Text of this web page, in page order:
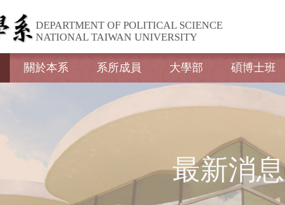
DEPARTMENT OF POLITICAL SCIENCE
NATIONAL TAIWAN UNIVERSITY
關於本系 系所成員 大學部 碩博士班
最新消息